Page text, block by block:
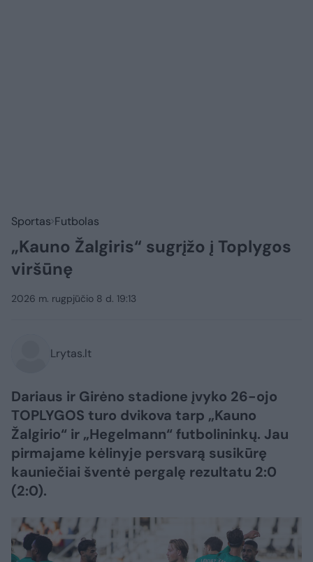
Sportas Futbolas
„Kauno Žalgiris“ sugrįžo į Toplygos
viršūnę
2026 m. rugpjūčio 8 d. 19:13
Lrytas.lt
Dariaus ir Girėno stadione įvyko 26-ojo
TOPLYGOS turo dvikova tarp „Kauno
Žalgirio“ ir „Hegelmann“ futbolininkų. Jau
pirmajame kėlinyje persvarą susikūrę
kauniečiai šventė pergalę rezultatu 2:0
(2:0).